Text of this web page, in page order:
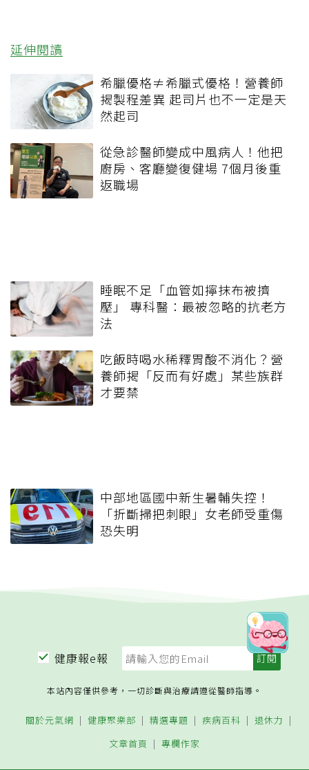
延伸閱讀
希臘優格≠希臘式優格！營養師
揭製程差異 起司片也不一定是天
然起司
從急診醫師變成中風病人！他把
廚房、客廳變復健場 7個月後重
返職場
睡眠不足「血管如擰抹布被擠
壓」 專科醫：最被忽略的抗老方
法
吃飯時喝水稀釋胃酸不消化？營
養師揭「反而有好處」某些族群
才要禁
中部地區國中新生暑輔失控！
「折斷掃把刺眼」女老師受重傷
恐失明
健康報e報
本站內容僅供參考，一切診斷與治療請遵從醫師指導。
關於元氣網 健康聚樂部 精選專題 疾病百科
退休力
文章首頁
專欄作家